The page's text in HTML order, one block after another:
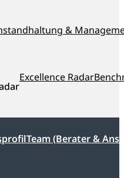
&
Excellence Radar
Team (Berater &